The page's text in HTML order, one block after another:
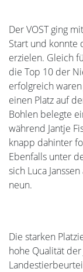
Der VOST ging
Start und konnte
erzielen. Gleich
die Top 10 der
erfolgreich
einen Platz auf
Bohlen belegte
während Jantje
knapp dahinter
Ebenfalls unter
sich Luca
neun.
Die starken
hohe Qualität